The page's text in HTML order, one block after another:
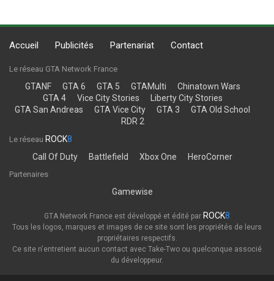
Accueil Publicités Partenariat Contact
Le réseau GTA Network France
GTANF GTA 6 GTA 5 GTAMulti
Chinatown Wars
GTA 4
Vice City Stories
Liberty City Stories
GTA San Andreas
GTA Vice City GTA 3
GTA Old School
RDR 2
Le réseau ROCK8
Call Of Duty
Battlefield Xbox One HeroCorner
Partenaires
Gamewise
GTA Network France est développé et édité par ROCK8
Tous les logos, marques et images de ce site sont les propriétés de leurs
propriétaires respectifs.
Ce site n'entretient aucun contact avec Take-Two ou quelconque associé
du développeur.